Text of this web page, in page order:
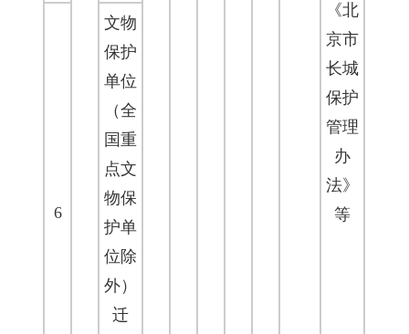
《北
京市
长城
保护
管理
办
法》
等
6
文物
保护
单位
（全
国重
点文
物保
护单
位除
外）
迁